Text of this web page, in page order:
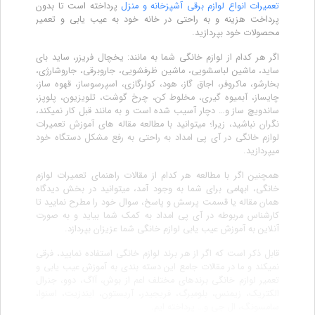
تعمیرات انواع لوازم برقی آشپزخانه و منزل پرداخته است تا بدون
پرداخت هزینه و به راحتی در خانه خود به عیب یابی و تعمیر
محصولات خود بپردازید.
اگر هر کدام از لوازم خانگی شما به مانند: یخچال فریزر، ساید بای
ساید، ماشین لباسشویی، ماشین ظرفشویی، جاروبرقی، جاروشارژی،
بخارشو، ماکروفر، اجاق گاز، هود، کولرگازی، اسپرسوساز، قهوه ساز،
چایساز، آبمیوه گیری، مخلوط کن، چرخ گوشت، تلویزیون، پلوپز،
ساندویچ ساز و… دچار آسیب شده است و به مانند قبل کار نمیکند،
نگران نباشید، زیرا؛ میتوانید با مطالعه مقاله های آموزش تعمیرات
لوازم خانگی در آی پی امداد به راحتی به رفع مشکل دستگاه خود
میپردازید.
همچنین اگر با مطالعه هر کدام از مقالات راهنمای تعمیرات لوازم
خانگی، ابهامی برای شما به وجود آمد، میتوانید در بخش دیدگاه
همان مقاله یا قسمت پرسش و پاسخ، سوال خود را مطرح نمایید تا
کارشناس مربوطه در آی پی امداد به کمک شما بیاید و به صورت
آنلاین به آموزش عیب یابی لوازم خانگی شما عزیزان بپردازد.
قابل ذکر است که اگر از هر برند لوازم خانگی استفاده نمایید، فرقی